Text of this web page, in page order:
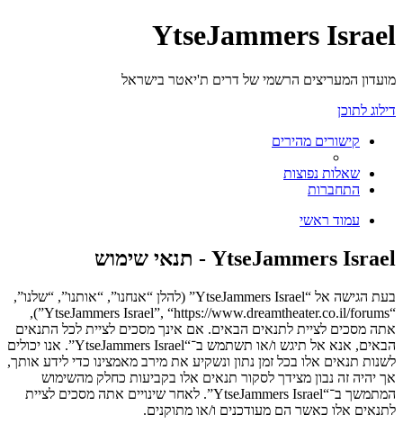
YtseJammers Israel
מועדון המעריצים הרשמי של דרים ת'יאטר בישראל
דילוג לתוכן
קישורים מהירים
שאלות נפוצות
התחברות
עמוד ראשי
YtseJammers Israel - תנאי שימוש
בעת הגישה אל “YtseJammers Israel” (להלן “אנחנו”, “אותנו”, “שלנו”,
“YtseJammers Israel”, “https://www.dreamtheater.co.il/forums”),
אתה מסכים לציית לתנאים הבאים. אם אינך מסכים לציית לכל התנאים
הבאים, אנא אל תיגש ו/או תשתמש ב־“YtseJammers Israel”. אנו יכולים
לשנות תנאים אלו בכל זמן נתון ונשקיע את מירב מאמצינו כדי לידע אותך,
אך יהיה זה נבון מצידך לסקור תנאים אלו בקביעות כחלק מהשימוש
המתמשך ב־“YtseJammers Israel”. לאחר שינויים אתה מסכים לציית
לתנאים אלו כאשר הם מעודכנים ו/או מתוקנים.